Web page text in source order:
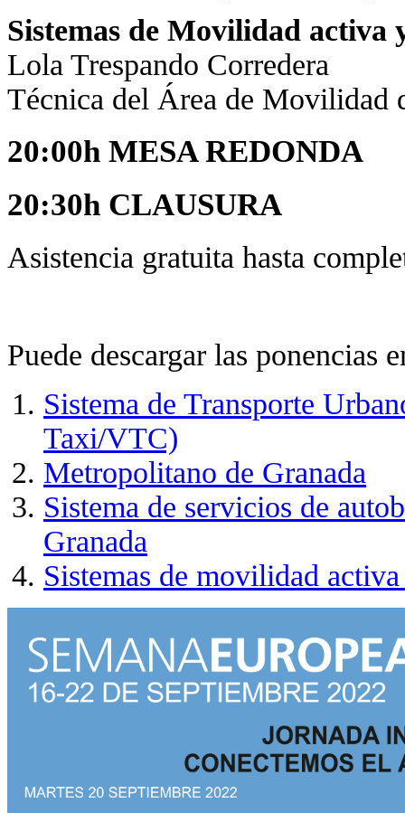
Sistemas de Movilidad activa
Lola Trespando Corredera
Técnica del Área de Movilidad
20:00h MESA REDONDA
20:30h CLAUSURA
Asistencia gratuita hasta
Puede descargar las ponencias
Sistema de Transporte
Taxi/VTC)
Metropolitano de Granada
Sistema de servicios de
Granada
Sistemas de movilidad